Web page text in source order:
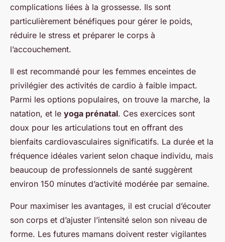
complications liées à la grossesse. Ils sont
particulièrement bénéfiques pour gérer le poids,
réduire le stress et préparer le corps à
l’accouchement.
Il est recommandé pour les femmes enceintes de
privilégier des activités de cardio à faible impact.
Parmi les options populaires, on trouve la marche, la
natation, et le yoga prénatal. Ces exercices sont
doux pour les articulations tout en offrant des
bienfaits cardiovasculaires significatifs. La durée et la
fréquence idéales varient selon chaque individu, mais
beaucoup de professionnels de santé suggèrent
environ 150 minutes d’activité modérée par semaine.
Pour maximiser les avantages, il est crucial d’écouter
son corps et d’ajuster l’intensité selon son niveau de
forme. Les futures mamans doivent rester vigilantes